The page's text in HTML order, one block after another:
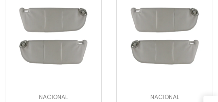
NACIONAL NACIONAL